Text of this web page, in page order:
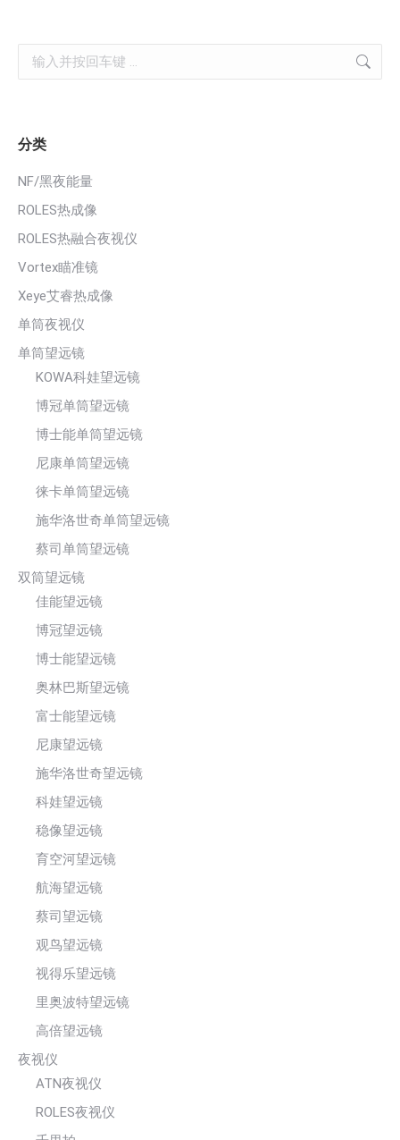
Search:
分类
NF/黑夜能量
ROLES热成像
ROLES热融合夜视仪
Vortex瞄准镜
Xeye艾睿热成像
单筒夜视仪
单筒望远镜
KOWA科娃望远镜
博冠单筒望远镜
博士能单筒望远镜
尼康单筒望远镜
徕卡单筒望远镜
施华洛世奇单筒望远镜
蔡司单筒望远镜
双筒望远镜
佳能望远镜
博冠望远镜
博士能望远镜
奥林巴斯望远镜
富士能望远镜
尼康望远镜
施华洛世奇望远镜
科娃望远镜
稳像望远镜
育空河望远镜
航海望远镜
蔡司望远镜
观鸟望远镜
视得乐望远镜
里奥波特望远镜
高倍望远镜
夜视仪
ATN夜视仪
ROLES夜视仪